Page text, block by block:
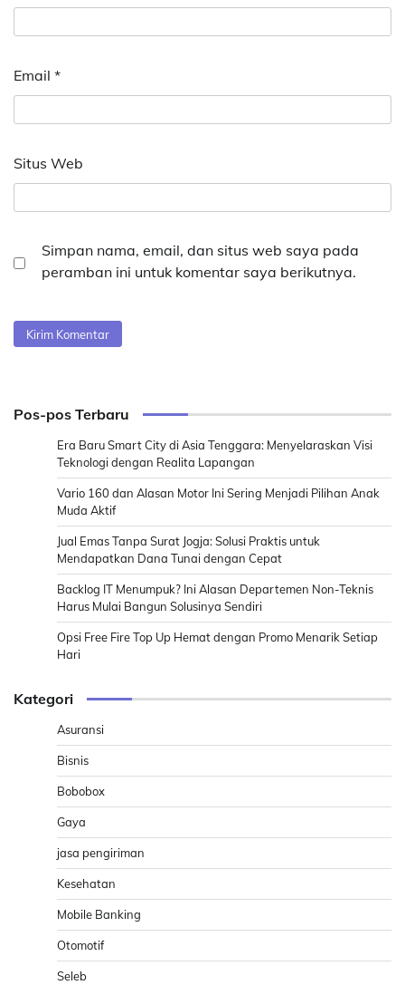
Email *
Situs Web
Simpan nama, email, dan situs web saya pada
peramban ini untuk komentar saya berikutnya.
Pos-pos Terbaru
Era Baru Smart City di Asia Tenggara: Menyelaraskan Visi
Teknologi dengan Realita Lapangan
Vario 160 dan Alasan Motor Ini Sering Menjadi Pilihan Anak
Muda Aktif
Jual Emas Tanpa Surat Jogja: Solusi Praktis untuk
Mendapatkan Dana Tunai dengan Cepat
Backlog IT Menumpuk? Ini Alasan Departemen Non-Teknis
Harus Mulai Bangun Solusinya Sendiri
Opsi Free Fire Top Up Hemat dengan Promo Menarik Setiap
Hari
Kategori
Asuransi
Bisnis
Bobobox
Gaya
jasa pengiriman
Kesehatan
Mobile Banking
Otomotif
Seleb